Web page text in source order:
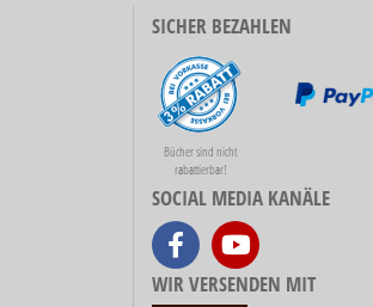
SICHER BEZAHLEN
Bücher sind nicht
rabattierbar!
SOCIAL MEDIA KANÄLE
WIR VERSENDEN MIT